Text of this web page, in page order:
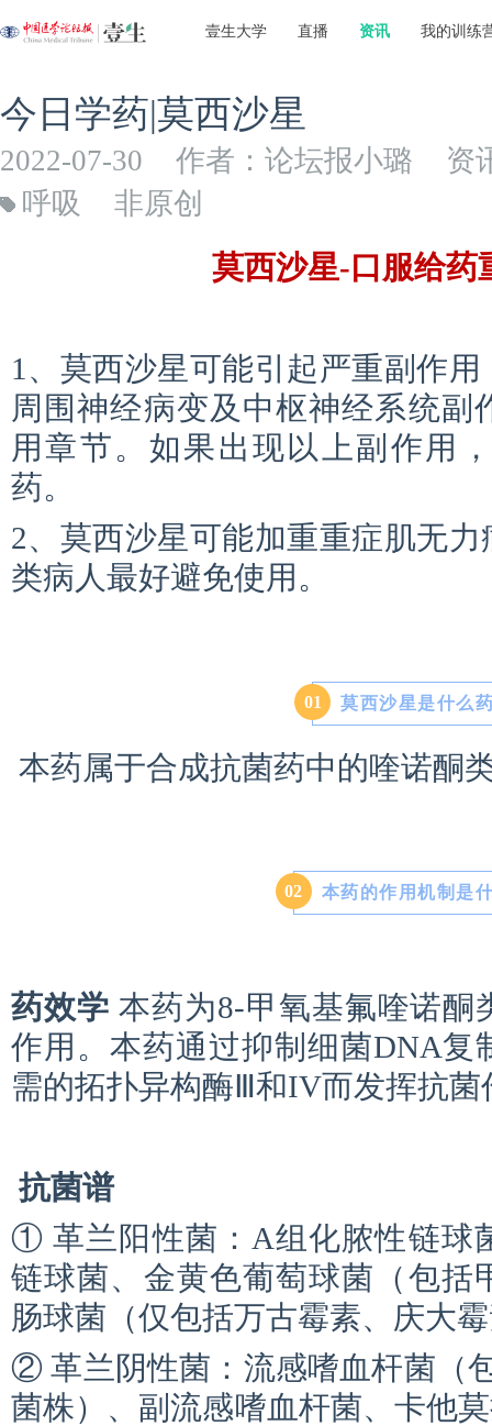
壹生大学 直播 资讯 我的训练
今日学药|莫西沙星
2022-07-30 作者：论坛报小璐
资
呼吸
非原创
莫西沙星-口服给药
1、莫西沙星可能引起严重副作
周围神经病变及中枢神经系统副
用章节。如果出现以上副作用
药。
2、莫西沙星可能加重重症肌无
类病人最好避免使用。
01 莫西沙星是什么
本药属于合成抗菌药中的喹诺酮
02 本药的作用机制是
药效学 本药为8-甲氧基氟喹诺酮
作用。本药通过抑制细菌DNA复
需的拓扑异构酶Ⅲ和IV而发挥抗菌
抗菌谱
① 革兰阳性菌：A组化脓性链球
链球菌、金黄色葡萄球菌（包括
肠球菌（仅包括万古霉素、庆大
② 革兰阴性菌：流感嗜血杆菌（
菌株）、副流感嗜血杆菌、卡他